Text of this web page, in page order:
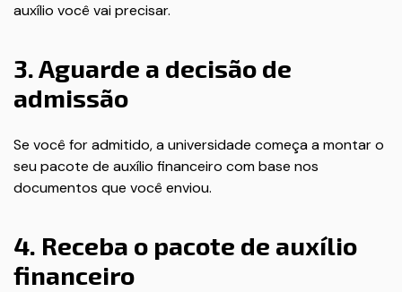
auxílio você vai precisar.
3. Aguarde a decisão de
admissão
Se você for admitido, a universidade começa a montar o
seu pacote de auxílio financeiro com base nos
documentos que você enviou.
4. Receba o pacote de auxílio
financeiro